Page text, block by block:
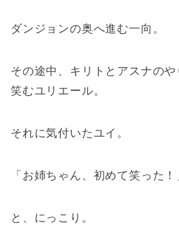
ダンジョンの奥へ進む一向。
その途中、キリトとアスナの
笑むユリエール。
それに気付いたユイ。
「お姉ちゃん、初めて笑った！
と、にっこり。